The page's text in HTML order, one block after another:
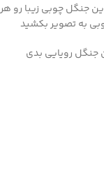
جنگل چوبی زیبا رو
به تصویر بکشید
جنگل رویایی بدی